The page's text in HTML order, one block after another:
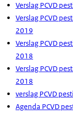
Verslag PCVD
Verslag PCVD
2019
Verslag PCVD
2018
Verslag PCVD
2018
verslag PCVD
Agenda PCVD